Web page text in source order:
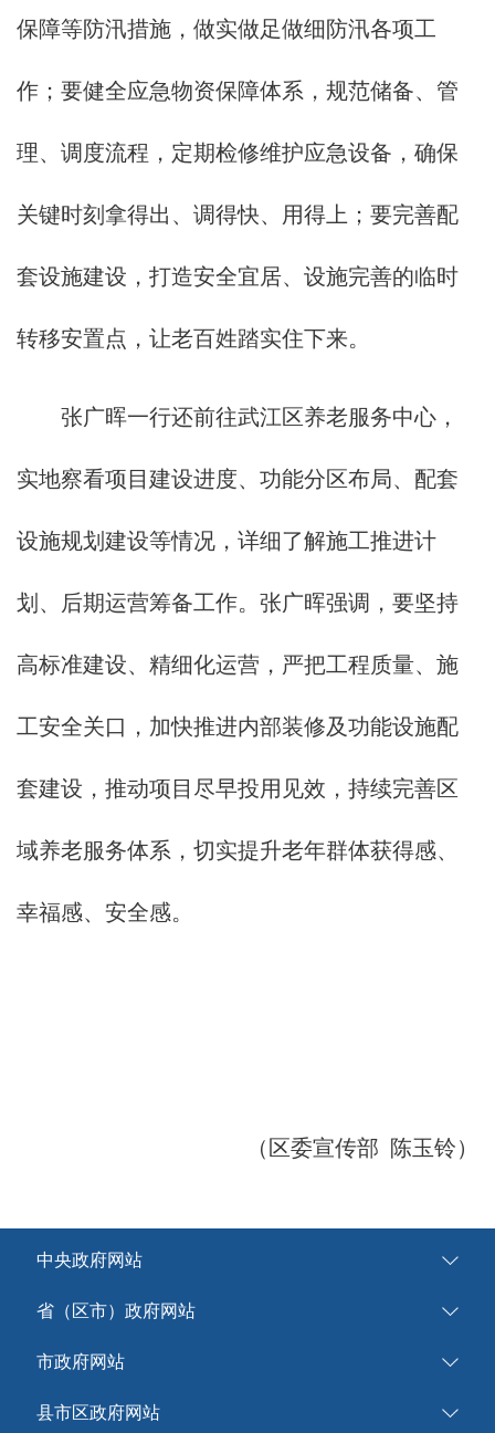
保障等防汛措施，做实做足做细防汛各项工
作；要健全应急物资保障体系，规范储备、管
理、调度流程，定期检修维护应急设备，确保
关键时刻拿得出、调得快、用得上；要完善配
套设施建设，打造安全宜居、设施完善的临时
转移安置点，让老百姓踏实住下来。
张广晖一行还前往武江区养老服务中心，
实地察看项目建设进度、功能分区布局、配套
设施规划建设等情况，详细了解施工推进计
划、后期运营筹备工作。张广晖强调，要坚持
高标准建设、精细化运营，严把工程质量、施
工安全关口，加快推进内部装修及功能设施配
套建设，推动项目尽早投用见效，持续完善区
域养老服务体系，切实提升老年群体获得感、
幸福感、安全感。
（区委宣传部 陈玉铃）
中央政府网站
省（区市）政府网站
市政府网站
县市区政府网站